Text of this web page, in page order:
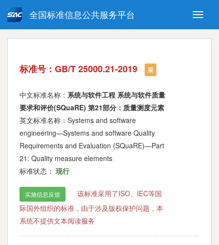
Toggle
全国标准信息公共服务平台
强制性国家标准 推荐性国家标准
指导性技术文件 (National standards in foreign
language version)
标准号：GB/T 25000.21-2019 采
中文标准名称： 系统与软件工程 系统与软件质量
要求和评价(SQuaRE) 第21部分：质量测度元素
英文标准名称：Systems and software
engineering—Systems and software Quality
Requirements and Evaluation (SQuaRE)—Part
21: Quality measure elements
标准状态： 现行
实施信息反馈
该标准采用了ISO、IEC等国
际国外组织的标准，由于涉及版权保护问题，本
系统不提供文本阅读服务